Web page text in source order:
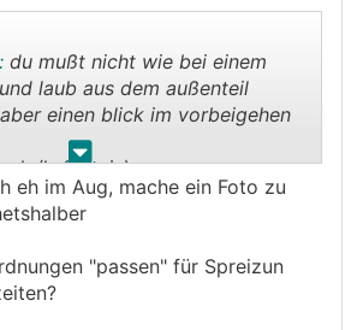
. .
du mußt nicht wie bei einem
laub aus dem außenteil
einen blick im vorbeigehen
heizkreis) passen...
(sole/heizkreis) passen
passen...
eh im Aug, mache ein Foto zu
"passen" für Spreizun